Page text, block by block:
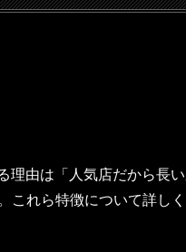
理由は「人気店だから長
れら特徴について詳しく